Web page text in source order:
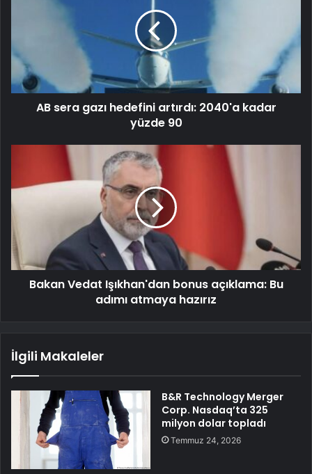
AB sera gazı hedefini artırdı: 2040'a kadar
yüzde 90
Bakan Vedat Işıkhan'dan bonus açıklama: Bu
adımı atmaya hazırız
İlgili Makaleler
B&R Technology Merger
Corp. Nasdaq’ta 325
milyon dolar topladı
Temmuz 24, 2026